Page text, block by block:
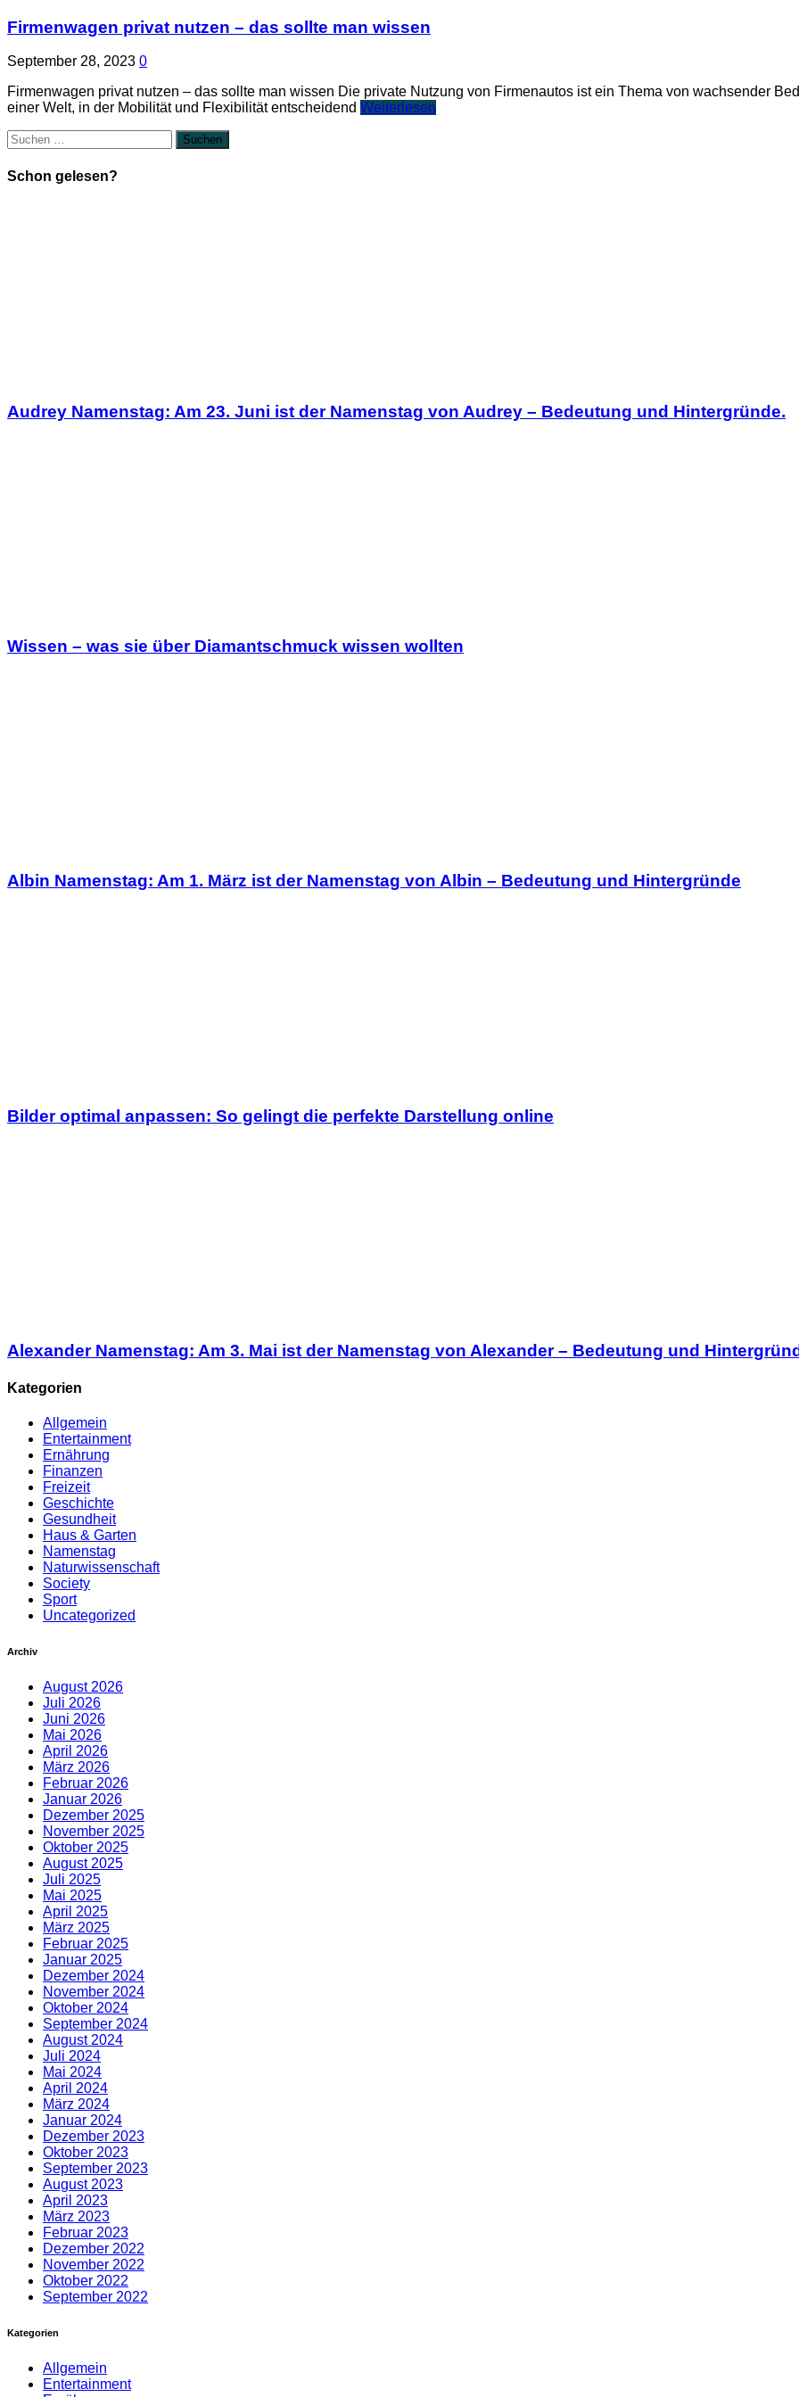
Firmenwagen privat nutzen – das sollte man wissen
September 28, 2023 0
Firmenwagen privat nutzen – das sollte man wissen Die private Nutzung von Firmenautos ist ein Thema von wachsender
einer Welt, in der Mobilität und Flexibilität entscheidend Weiterlesen
Suchen
nach:
Schon gelesen?
Audrey Namenstag: Am 23. Juni ist der Namenstag von Audrey – Bedeutung und Hintergründe.
Wissen – was sie über Diamantschmuck wissen wollten
Albin Namenstag: Am 1. März ist der Namenstag von Albin – Bedeutung und Hintergründe
Bilder optimal anpassen: So gelingt die perfekte Darstellung online
Alexander Namenstag: Am 3. Mai ist der Namenstag von Alexander – Bedeutung und
Kategorien
Allgemein
Entertainment
Ernährung
Finanzen
Freizeit
Geschichte
Gesundheit
Haus & Garten
Namenstag
Naturwissenschaft
Society
Sport
Uncategorized
Archiv
August 2026
Juli 2026
Juni 2026
Mai 2026
April 2026
März 2026
Februar 2026
Januar 2026
Dezember 2025
November 2025
Oktober 2025
August 2025
Juli 2025
Mai 2025
April 2025
März 2025
Februar 2025
Januar 2025
Dezember 2024
November 2024
Oktober 2024
September 2024
August 2024
Juli 2024
Mai 2024
April 2024
März 2024
Januar 2024
Dezember 2023
Oktober 2023
September 2023
August 2023
April 2023
März 2023
Februar 2023
Dezember 2022
November 2022
Oktober 2022
September 2022
Kategorien
Allgemein
Entertainment